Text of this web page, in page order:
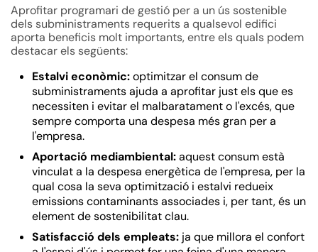
Aprofitar programari de gestió per a un ús sostenible
dels subministraments requerits a qualsevol edifici
aporta beneficis molt importants, entre els quals podem
destacar els següents:
Estalvi econòmic:optimitzar el consum de
subministraments ajuda a aprofitar just els que es
necessiten i evitar el malbaratament o l'excés, que
sempre comporta una despesa més gran per a
l'empresa.
Aportació mediambiental:aquest consum està
vinculat a la despesa energètica de l'empresa, per la
qual cosa la seva optimització i estalvi redueix
emissions contaminants associades i, per tant, és un
element de sostenibilitat clau.
Satisfacció dels empleats: ja que millora el confort